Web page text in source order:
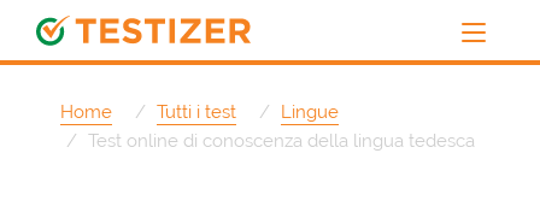
Home Tutti i test
Lingue
Test online di conoscenza della lingua tedesca